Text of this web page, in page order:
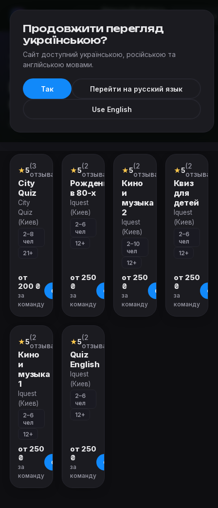
КвестыДобавить
Квесты›Категории квестов в реальности в Киеве ›
Интеллектуальные игры
Интеллектуальные
игры
Интеллектуальные игры в Киеве
Квиз
★5(3
отзыва)
City
Quiz
City
Quiz
(Киев)
2–8
чел
21+
от
200 ₴
за
команду
О квесте
Квиз
★5(2
отзыва)
Рожденные
в 80-х
Iquest
(Киев)
2–6
чел
12+
от 250
₴
за
команду
О квесте
Квиз
★5(2
отзыва)
Кино
и
музыка
2
Iquest
(Киев)
2–10
чел
12+
от 250
₴
за
команду
О квесте
Квиз
★5(2
отзыва)
Квиз
для
детей
Iquest
(Киев)
2–6
чел
12+
от 250
₴
за
команду
О
Квиз
★5(2
отзыва)
Кино
и
музыка
1
Iquest
(Киев)
2–6
чел
12+
от 250
₴
за
команду
О квесте
Квиз
★5(2
отзыва)
Quiz
English
Iquest
(Киев)
2–6
чел
12+
от 250
₴
за
команду
О квесте
Продовжити перегляд
українською?
Сайт доступний українською, російською та
англійською мовами.
Так Перейти на русский язык
Use English